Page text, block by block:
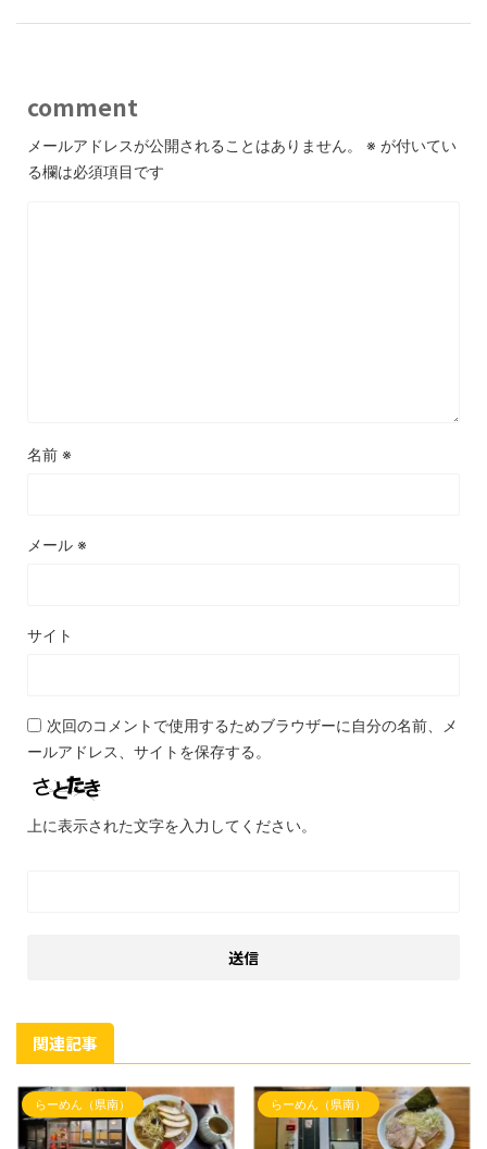
comment
メールアドレスが公開されることはありません。 ※ が付いてい
る欄は必須項目です
名前 ※
メール ※
サイト
次回のコメントで使用するためブラウザーに自分の名前、メ
ールアドレス、サイトを保存する。
上に表示された文字を入力してください。
関連記事
らーめん（県南） らーめん（県南）